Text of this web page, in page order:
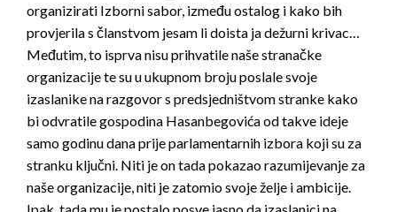
organizirati Izborni sabor, između ostalog i kako bih
provjerila s članstvom jesam li doista ja dežurni krivac…
Međutim, to isprva nisu prihvatile naše stranačke
organizacije te su u ukupnom broju poslale svoje
izaslanike na razgovor s predsjedništvom stranke kako
bi odvratile gospodina Hasanbegovića od takve ideje
samo godinu dana prije parlamentarnih izbora koji su za
stranku ključni. Niti je on tada pokazao razumijevanje za
naše organizacije, niti je zatomio svoje želje i ambicije.